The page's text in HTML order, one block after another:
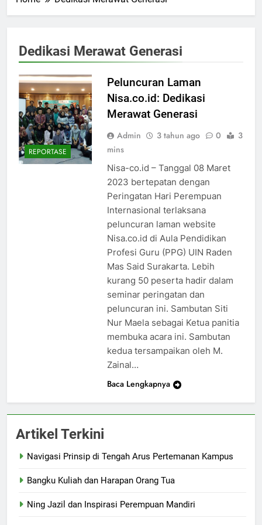
Dedikasi Merawat Generasi
REPORTASE
Peluncuran Laman
Nisa.co.id: Dedikasi
Merawat Generasi
Admin 3 tahun ago 0
3
mins
Nisa-co.id – Tanggal 08 Maret
2023 bertepatan dengan
Peringatan Hari Perempuan
Internasional terlaksana
peluncuran laman website
Nisa.co.id di Aula Pendidikan
Profesi Guru (PPG) UIN Raden
Mas Said Surakarta. Lebih
kurang 50 peserta hadir dalam
seminar peringatan dan
peluncuran ini. Sambutan Siti
Nur Maela sebagai Ketua panitia
membuka acara ini. Sambutan
kedua tersampaikan oleh M.
Zainal…
Baca Lengkapnya
Artikel Terkini
Navigasi Prinsip di Tengah Arus Pertemanan Kampus
Bangku Kuliah dan Harapan Orang Tua
Ning Jazil dan Inspirasi Perempuan Mandiri